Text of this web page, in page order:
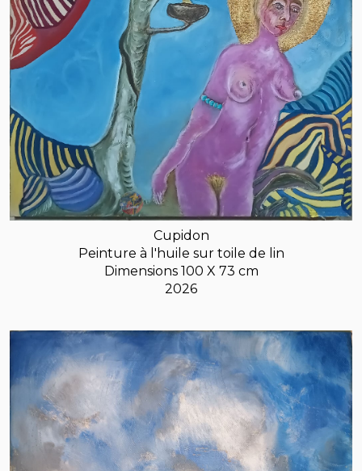
Cupidon
Peinture à l'huile sur toile de lin
Dimensions 100 X 73 cm
2026